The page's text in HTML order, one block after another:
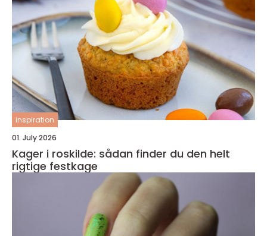
inspiration
01. July 2026
Kager i roskilde: sådan finder du den helt
rigtige festkage